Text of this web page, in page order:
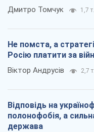
Дмитро Томчук 1,7 т.
Не помста, а
Росію платити за
Віктор Андрусів 2,7 т.
Відповідь на
полонофобія, а
держава